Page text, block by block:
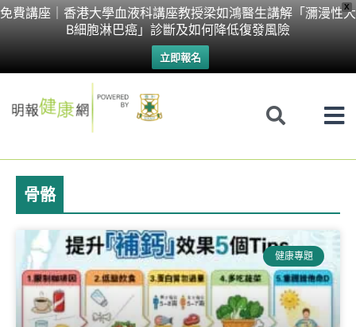
X
免費講座｜香港大學血液科講座教授梁如鴻醫生講解「瀰漫性大
B細胞淋巴癌」診斷及如何降低復發風險
立即報名
Skip
骨骼
健康專題